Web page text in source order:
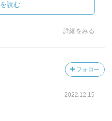
の途中から急に参加するた
ておらず、周りの人に「ど
のだけれど、「ちょっとぼ
きなり大勢の観客を前にスピ
チで乗り切るけれど、さす
はならないでしょ…」が続い
読む
詳細をみる
フォロー
2022.12.15